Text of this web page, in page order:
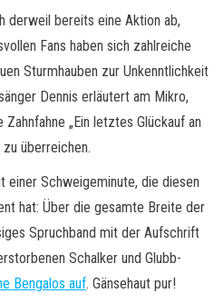
derweil bereits eine Aktion ab,
Fans haben sich zahlreiche
Sturmhauben zur Unkenntlichkeit
Dennis erläutert am Mikro,
„Ein letztes Glückauf an
überreichen.
einer Schweigeminute, die diesen
hat: Über die gesamte Breite der
Spruchband mit der Aufschrift
Schalker und Glubb-
Bengalos auf. Gänsehaut pur!